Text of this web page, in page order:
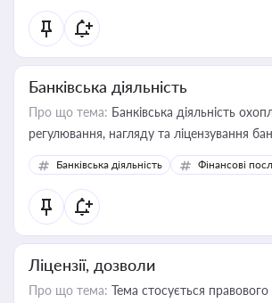
Банківська діяльність
Про що тема: Банківська діяльність
регулювання, нагляду та ліцензування
Банківська діяльність Фінансові
Ліцензії, дозволи
Про що тема: Тема стосується